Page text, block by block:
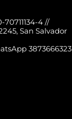
4 //
San Salvador
3873666323